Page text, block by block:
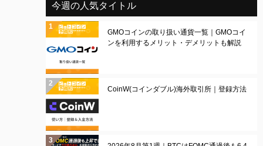
今週の人気タイトル
GMOコインの取り扱い通貨一覧｜GMOコイ
ンを利用するメリット・デメリットも解説
CoinW(コインダブル)海外取引所｜登録方法